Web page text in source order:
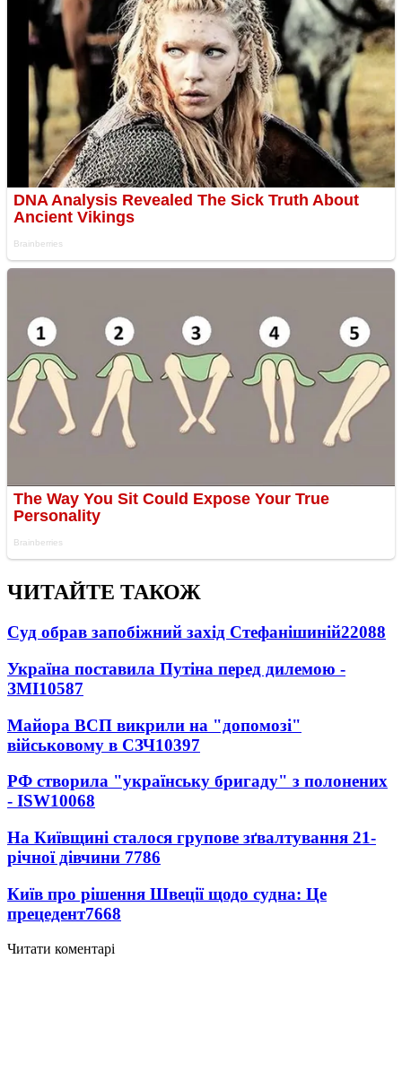
ЧИТАЙТЕ ТАКОЖ
Суд обрав запобіжний захід Стефанішиній22088
Україна поставила Путіна перед дилемою -
ЗМІ10587
Майора ВСП викрили на "допомозі"
військовому в СЗЧ10397
РФ створила "українську бригаду" з полонених
- ISW10068
На Київщині сталося групове зґвалтування 21-
річної дівчини 7786
Київ про рішення Швеції щодо судна: Це
прецедент7668
Читати коментарі